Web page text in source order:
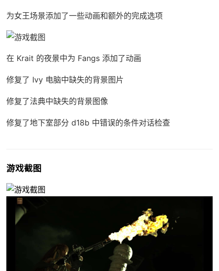
为女王场景添加了一些动画和额外的完成选项
在 Krait 的夜景中为 Fangs 添加了动画
修复了 Ivy 电脑中缺失的背景图片
修复了法典中缺失的背景图像
修复了地下室部分 d18b 中错误的条件对话检查
游戏截图